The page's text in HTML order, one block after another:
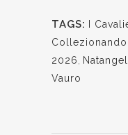
TAGS: I
Collezionando
2026
Vauro